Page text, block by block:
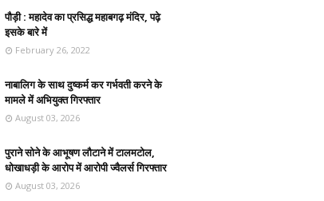
पौड़ी : महादेव का प्रसिद्ध महाबगढ़ मंदिर, पढ़े
इसके बारे में
February 26, 2022
नाबालिग के साथ दुष्कर्म कर गर्भवती करने के
मामले में अभियुक्त गिरफ्तार
August 03, 2026
पुराने सोने के आभूषण लौटाने में टालमटोल,
धोखाधड़ी के आरोप में आरोपी ज्वैलर्स गिरफ्तार
August 03, 2026